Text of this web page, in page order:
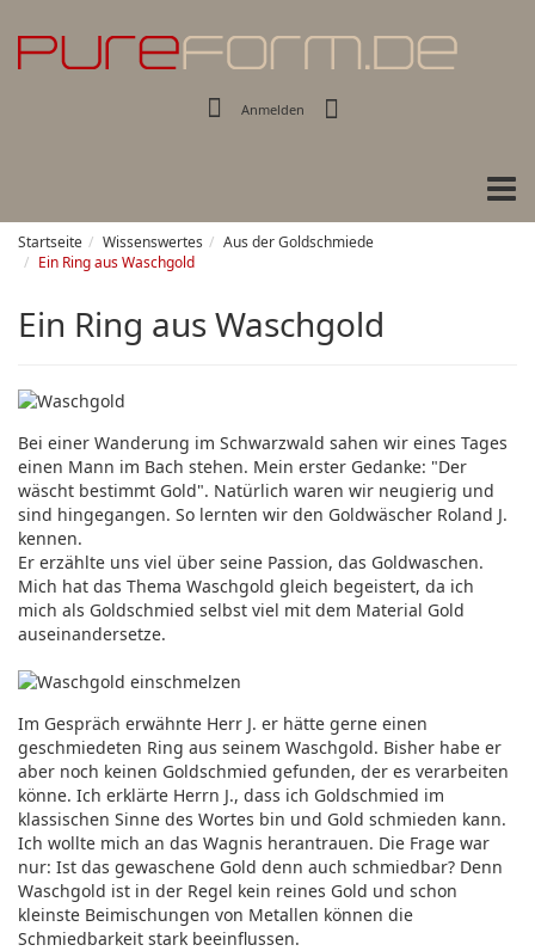
Anmelden
Startseite Wissenswertes
Aus der Goldschmiede
Ein Ring aus Waschgold
Ein Ring aus Waschgold
Bei einer Wanderung im Schwarzwald sahen wir eines Tages
einen Mann im Bach stehen. Mein erster Gedanke: "Der
wäscht bestimmt Gold". Natürlich waren wir neugierig und
sind hingegangen. So lernten wir den Goldwäscher Roland J.
kennen.
Er erzählte uns viel über seine Passion, das Goldwaschen.
Mich hat das Thema Waschgold gleich begeistert, da ich
mich als Goldschmied selbst viel mit dem Material Gold
auseinandersetze.
Im Gespräch erwähnte Herr J. er hätte gerne einen
geschmiedeten Ring aus seinem Waschgold. Bisher habe er
aber noch keinen Goldschmied gefunden, der es verarbeiten
könne. Ich erklärte Herrn J., dass ich Goldschmied im
klassischen Sinne des Wortes bin und Gold schmieden kann.
Ich wollte mich an das Wagnis herantrauen. Die Frage war
nur: Ist das gewaschene Gold denn auch schmiedbar? Denn
Waschgold ist in der Regel kein reines Gold und schon
kleinste Beimischungen von Metallen können die
Schmiedbarkeit stark beeinflussen.